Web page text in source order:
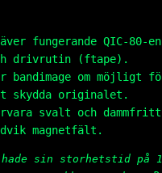
fungerande QIC-80-
drivrutin (ftape).
bandimage om möjligt
skydda originalet.
svalt och
magnetfält.
hade sin storhetstid på